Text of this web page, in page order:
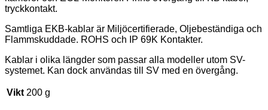
tryckkontakt.
Samtliga EKB-kablar är Miljöcertifierade, Oljebeständiga och
Flammskuddade. ROHS och IP 69K Kontakter.
Kablar i olika längder som passar alla modeller utom SV-
systemet. Kan dock användas till SV med en övergång.
Vikt 200 g